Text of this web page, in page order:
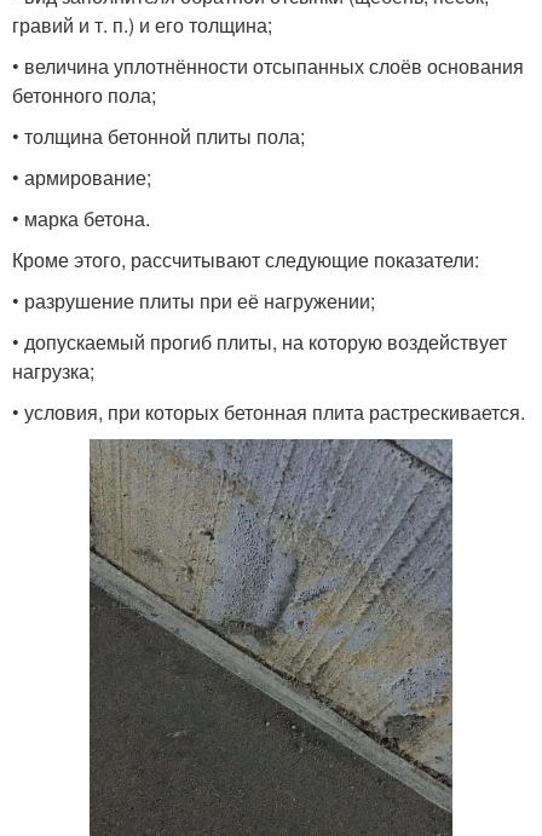
гравий и т. п.) и его толщина;
• величина уплотнённости отсыпанных слоёв основания
бетонного пола;
• толщина бетонной плиты пола;
• армирование;
• марка бетона.
Кроме этого, рассчитывают следующие показатели:
• разрушение плиты при её нагружении;
• допускаемый прогиб плиты, на которую воздействует
нагрузка;
• условия, при которых бетонная плита растрескивается.